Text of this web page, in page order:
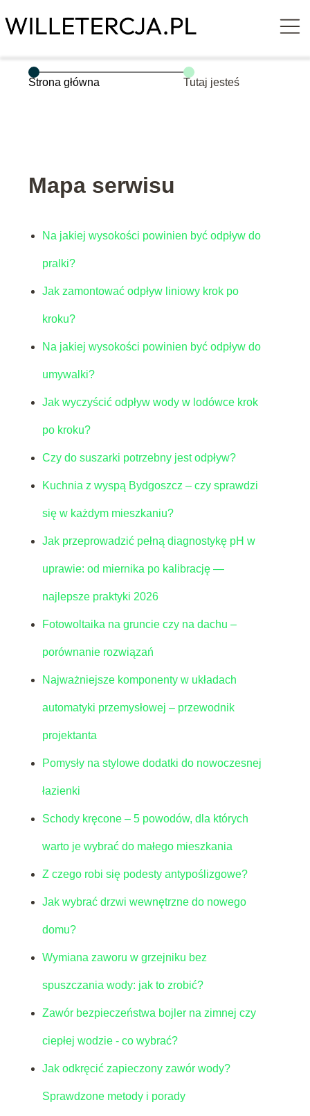
Strona główna Tutaj jesteś
Mapa serwisu
Na jakiej wysokości powinien być odpływ do
pralki?
Jak zamontować odpływ liniowy krok po
kroku?
Na jakiej wysokości powinien być odpływ do
umywalki?
Jak wyczyścić odpływ wody w lodówce krok
po kroku?
Czy do suszarki potrzebny jest odpływ?
Kuchnia z wyspą Bydgoszcz – czy sprawdzi
się w każdym mieszkaniu?
Jak przeprowadzić pełną diagnostykę pH w
uprawie: od miernika po kalibrację —
najlepsze praktyki 2026
Fotowoltaika na gruncie czy na dachu –
porównanie rozwiązań
Najważniejsze komponenty w układach
automatyki przemysłowej – przewodnik
projektanta
Pomysły na stylowe dodatki do nowoczesnej
łazienki
Schody kręcone – 5 powodów, dla których
warto je wybrać do małego mieszkania
Z czego robi się podesty antypoślizgowe?
Jak wybrać drzwi wewnętrzne do nowego
domu?
Wymiana zaworu w grzejniku bez
spuszczania wody: jak to zrobić?
Zawór bezpieczeństwa bojler na zimnej czy
ciepłej wodzie - co wybrać?
Jak odkręcić zapieczony zawór wody?
Sprawdzone metody i porady